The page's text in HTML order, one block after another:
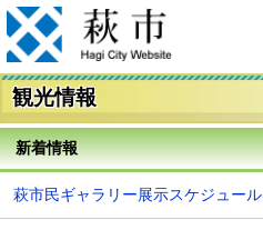
観光情報
新着情報
萩市民ギャラリー展示スケジュール